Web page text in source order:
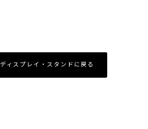
ディスプレイ・スタンドに戻る